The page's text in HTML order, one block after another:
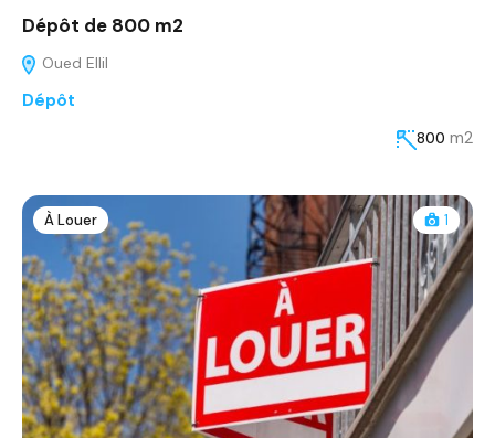
Dépôt de 800 m2
Oued Ellil
Dépôt
800 m2
À Louer 1